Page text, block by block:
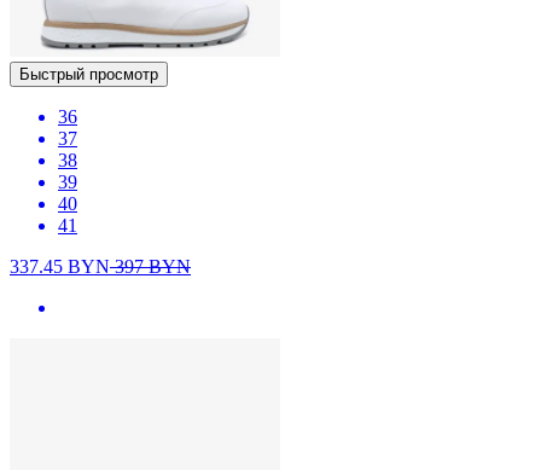
Быстрый просмотр
36
37
38
39
40
41
337.45 BYN397BYN